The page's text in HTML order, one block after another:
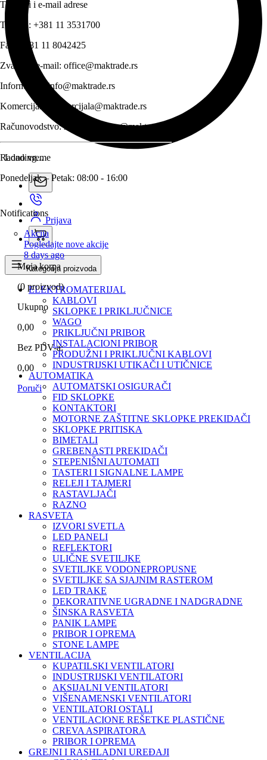
Telefoni i e-mail adrese
Telefon: +381 11 3531700
Fax:
+381 11 8042425
Zvanični e-mail: office@maktrade.rs
Informacije:
info@maktrade.rs
Komercijala:
komercijala@maktrade.rs
Računovodstvo:racunovodstvo@maktrade.rs
Radno vreme
Ponedeljak – Petak: 08:00 - 16:00
Loading...
Notifications
Akcija
Pogledajte nove akcije
8 days ago
Prijava
Moja korpa
(0 proizvod)
Ukupno
0,00
Bez PDV-a:
0,00
Poruči
Kategorija proizvoda
ELEKTROMATERIJAL
KABLOVI
SKLOPKE I PRIKLJUČNICE
WAGO
PRIKLJUČNI PRIBOR
INSTALACIONI PRIBOR
PRODUŽNI I PRIKLJUČNI KABLOVI
INDUSTRIJSKI UTIKAČI I UTIČNICE
AUTOMATIKA
AUTOMATSKI OSIGURAČI
FID SKLOPKE
KONTAKTORI
MOTORNE ZAŠTITNE SKLOPKE PREKIDAČI
SKLOPKE PRITISKA
BIMETALI
GREBENASTI PREKIDAČI
STEPENIŠNI AUTOMATI
TASTERI I SIGNALNE LAMPE
RELEJI I TAJMERI
RASTAVLJAČI
RAZNO
RASVETA
IZVORI SVETLA
LED PANELI
REFLEKTORI
ULIČNE SVETILJKE
SVETILJKE VODONEPROPUSNE
SVETILJKE SA SJAJNIM RASTEROM
LED TRAKE
DEKORATIVNE UGRADNE I NADGRADNE
ŠINSKA RASVETA
PANIK LAMPE
PRIBOR I OPREMA
STONE LAMPE
VENTILACIJA
KUPATILSKI VENTILATORI
INDUSTRIJSKI VENTILATORI
AKSIJALNI VENTILATORI
VIŠENAMENSKI VENTILATORI
VENTILATORI OSTALI
VENTILACIONE REŠETKE PLASTIČNE
CREVA ASPIRATORA
PRIBOR I OPREMA
GREJNI I RASHLADNI UREĐAJI